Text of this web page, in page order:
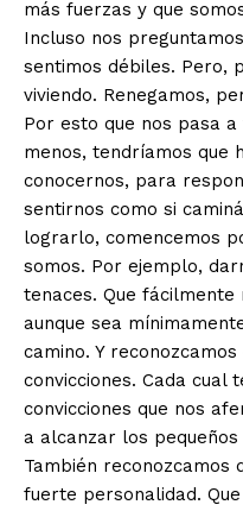
más fuerzas y que
Incluso nos
sentimos débiles. Pero,
viviendo. Renegamos,
Por esto que nos pasa
menos, tendríamos que
conocernos, para
sentirnos como si
lograrlo, comencemos
somos. Por ejemplo,
tenaces. Que fácilmente
aunque sea
camino. Y
convicciones. Cada cual
convicciones que nos
a alcanzar los
También reconozcamos
fuerte personalidad.